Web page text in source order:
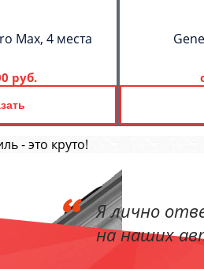
Max, 4 места
руб.
- это круто!
Я лично
на наших